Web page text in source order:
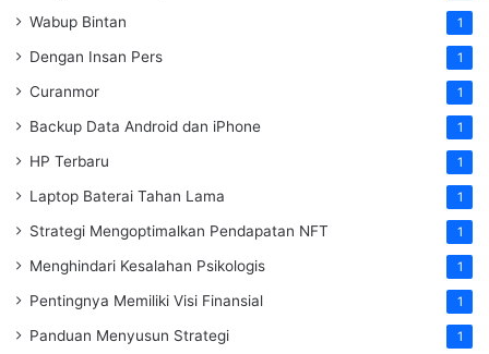
Wabup Bintan 1
Dengan Insan Pers 1
Curanmor 1
Backup Data Android dan iPhone 1
HP Terbaru 1
Laptop Baterai Tahan Lama 1
Strategi Mengoptimalkan Pendapatan NFT 1
Menghindari Kesalahan Psikologis 1
Pentingnya Memiliki Visi Finansial 1
Panduan Menyusun Strategi 1